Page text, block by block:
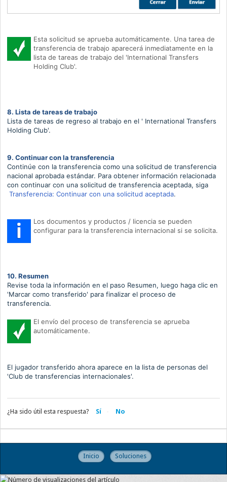
Esta solicitud se aprueba automáticamente. Una tarea de
transferencia de trabajo aparecerá inmediatamente en la
lista de tareas de trabajo del 'International Transfers
Holding Club'.
8. Lista de tareas de trabajo
Lista de tareas de regreso al trabajo en el ' International Transfers
Holding Club'.
9. Continuar con la transferencia
Continúe con la transferencia como una solicitud de transferencia
nacional aprobada estándar. Para obtener información relacionada
con continuar con una solicitud de transferencia aceptada, siga
Transferencia: Continuar con una solicitud aceptada.
Los documentos y productos / licencia se pueden
configurar para la transferencia internacional si se solicita.
10. Resumen
Revise toda la información en el paso Resumen, luego haga clic en
'Marcar como transferido' para finalizar el proceso de
transferencia.
El envío del proceso de transferencia se aprueba
automáticamente.
El jugador transferido ahora aparece en la lista de personas del
'Club de transferencias internacionales'.
¿Ha sido útil esta respuesta? Sí No
Inicio Soluciones